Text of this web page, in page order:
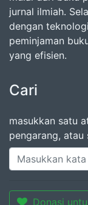
jurnal ilmiah.
dengan
peminjaman
yang efisien.
Cari
masukkan satu
pengarang, atau
Donasi